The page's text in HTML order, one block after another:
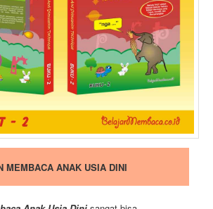
MEMBACA ANAK USIA DINI